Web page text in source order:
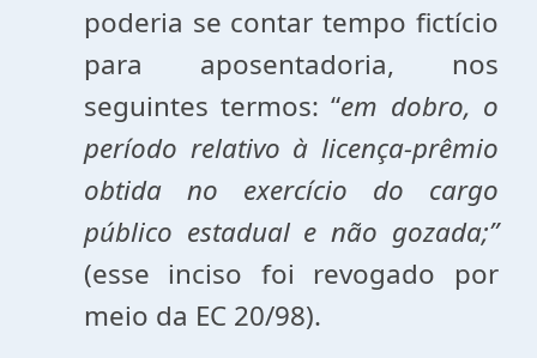
poderia se contar tempo fictício
para aposentadoria, nos
seguintes termos: “em dobro, o
período relativo à licença-prêmio
obtida no exercício do cargo
público estadual e não gozada;”
(esse inciso foi revogado por
meio da EC 20/98).